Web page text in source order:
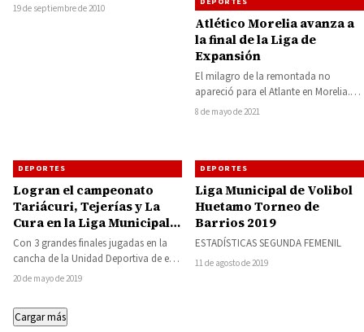
de Barrios ante los altibajos que se…
19 de septiembre de 2010
Atlético Morelia avanza a
la final de la Liga de
Expansión
El milagro de la remontada no
apareció para el Atlante en Morelia.
Los Canarios avanzaron a la Final…
8 de mayo de 2021
DEPORTES
Logran el campeonato
Tariácuri, Tejerías y La
Cura en la Liga Municipal
de Futbol Huetamo
Con 3 grandes finales jugadas en la
cancha de la Unidad Deportiva de esta
ciudad, concluyó el torneo…
20 de mayo de 2019
DEPORTES
Liga Municipal de Volibol
Huetamo Torneo de
Barrios 2019
ESTADÍSTICAS SEGUNDA FEMENIL
11 de agosto de 2019
Cargar más